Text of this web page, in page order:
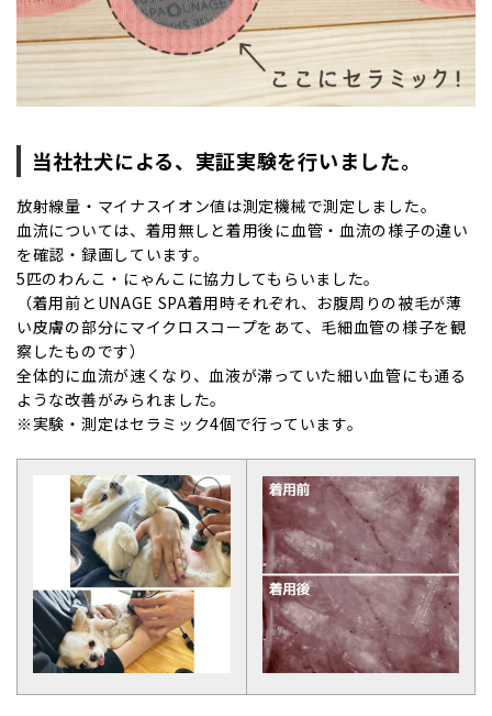
当社社犬による、実証実験を行いました。
放射線量・マイナスイオン値は測定機械で測定しました。
血流については、着用無しと着用後に血管・血流の様子の違い
を確認・録画しています。
5匹のわんこ・にゃんこに協力してもらいました。
（着用前とUNAGE SPA着用時それぞれ、お腹周りの被毛が薄
い皮膚の部分にマイクロスコープをあて、毛細血管の様子を観
察したものです）
全体的に血流が速くなり、血液が滞っていた細い血管にも通る
ような改善がみられました。
※実験・測定はセラミック4個で行っています。